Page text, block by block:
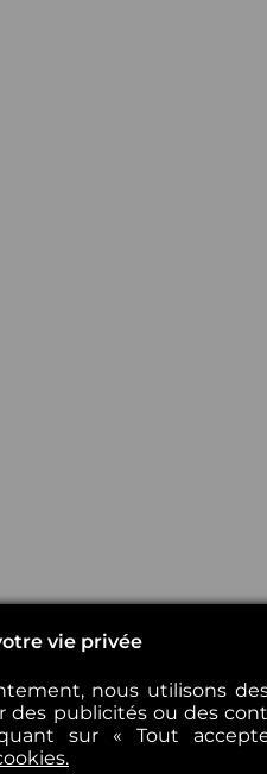
vie privée
nous utilisons
des publicités ou des
sur « Tout